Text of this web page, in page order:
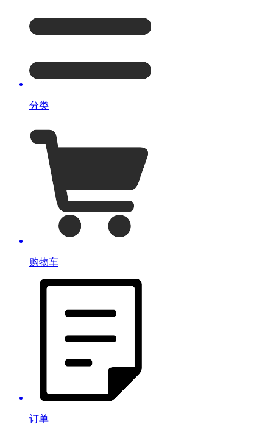
分类
购物车
订单